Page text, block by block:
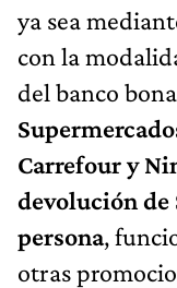
ya sea
con la
del banco
Carrefour y
devolución de
persona,
otras